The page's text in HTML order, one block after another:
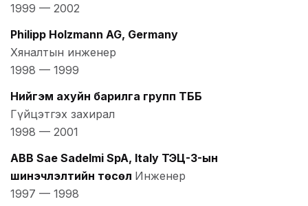
1999 — 2002
Philipp Holzmann AG, Germany
Хяналтын инженер
1998 — 1999
Нийгэм ахуйн барилга групп ТББ
Гүйцэтгэх захирал
1998 — 2001
ABB Sae Sadelmi SpA, Italy ТЭЦ-3-ын
шинэчлэлтийн төсөл Инженер
1997 — 1998